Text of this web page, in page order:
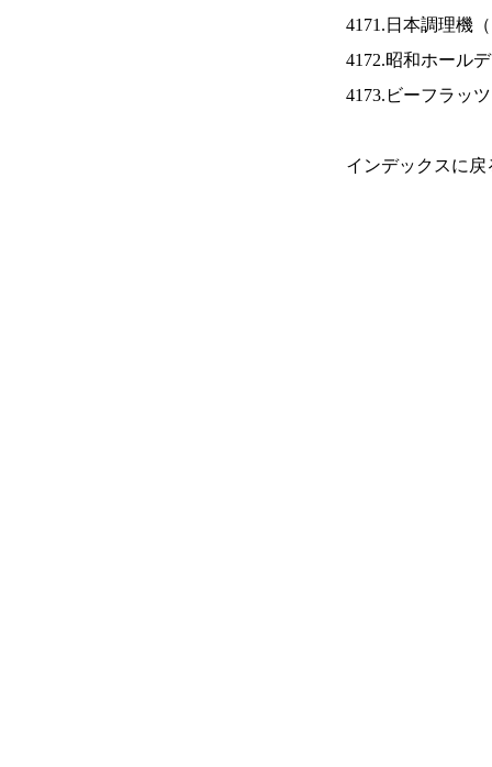
4171.日本調理機（
4172.昭和ホール
4173.ビーフラッ
インデックスに戻